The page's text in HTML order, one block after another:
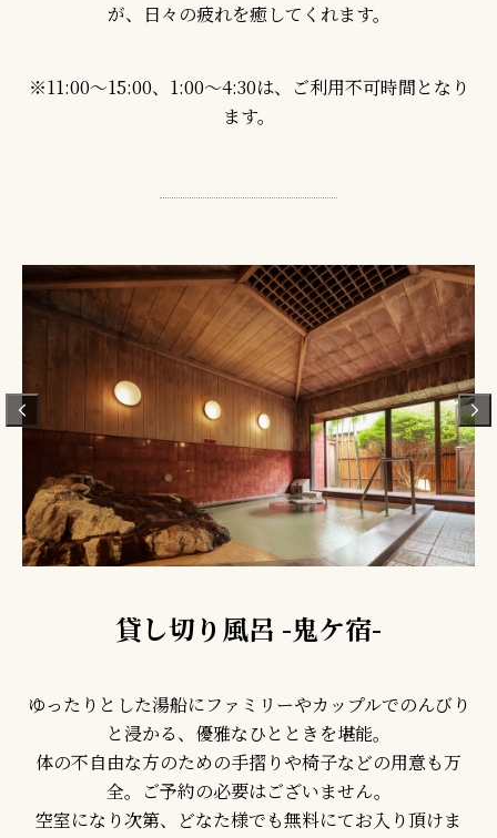
が、日々の疲れを癒してくれます。
※11:00～15:00、1:00～4:30は、ご利用不可時間となり
ます。
貸し切り風呂 -鬼ケ宿-
ゆったりとした湯船にファミリーやカップルでのんびり
と浸かる、優雅なひとときを堪能。
体の不自由な方のための手摺りや椅子などの用意も万
全。ご予約の必要はございません。
空室になり次第、どなた様でも無料にてお入り頂けま